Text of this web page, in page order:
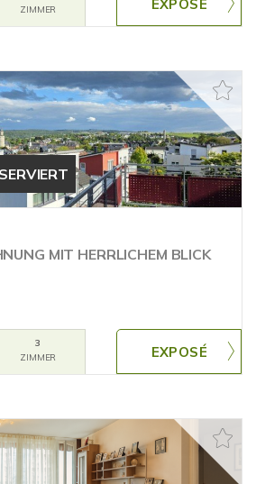
ZIMMER
MIT HERRLICHEM BLICK
3
ZIMMER